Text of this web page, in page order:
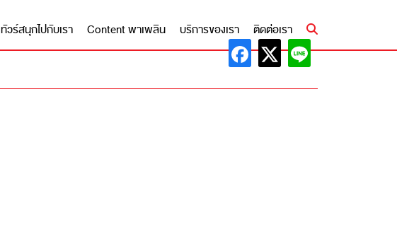
ทัวร์สนุกไปกับเรา Content พาเพลิน บริการของเรา ติดต่อเรา